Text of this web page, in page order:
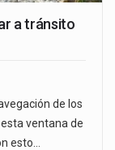
a tránsito
de los
ventana de
esto…